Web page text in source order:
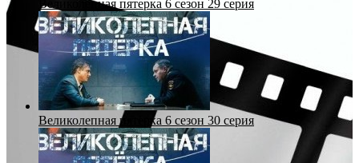
Великолепная пятерка 6 сезон 29 серия
Великолепная пятерка 6 сезон 30 серия